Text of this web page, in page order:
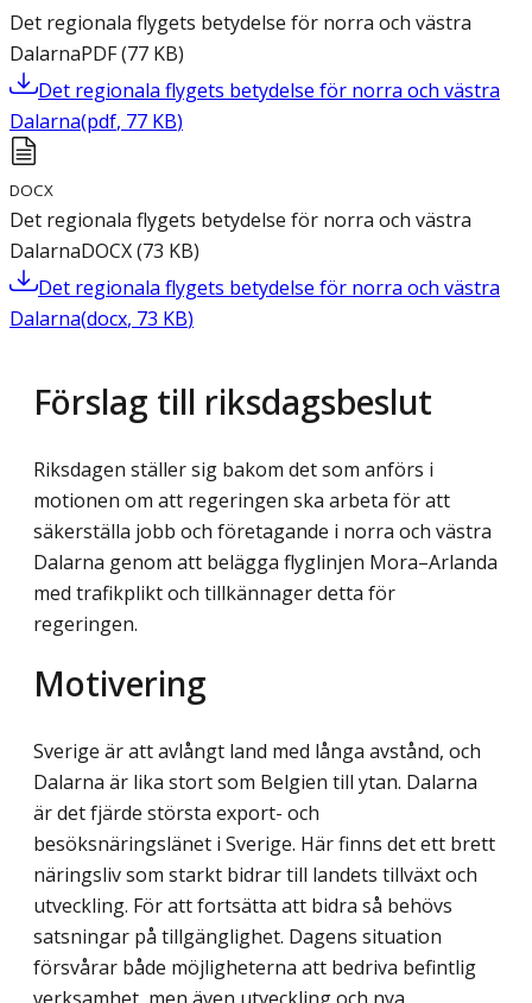
Det regionala flygets betydelse för norra och västra
DalarnaPDF(77 KB)
Det regionala flygets betydelse för norra och västra
Dalarna(pdf, 77 KB)
DOCX
Det regionala flygets betydelse för norra och västra
DalarnaDOCX(73 KB)
Det regionala flygets betydelse för norra och västra
Dalarna(docx, 73 KB)
Förslag till riksdagsbeslut
Riksdagen ställer sig bakom det som anförs i
motionen om att regeringen ska arbeta för att
säkerställa jobb och företagande i norra och västra
Dalarna genom att belägga flyglinjen Mora–Arlanda
med trafikplikt och tillkännager detta för
regeringen.
Motivering
Sverige är att avlångt land med långa avstånd, och
Dalarna är lika stort som Belgien till ytan. Dalarna
är det fjärde största export- och
besöksnäringslänet i Sverige. Här finns det ett brett
näringsliv som starkt bidrar till landets tillväxt och
utveckling. För att fort­sätta att bidra så behövs
satsningar på tillgänglighet. Dagens situation
försvårar både möjligheterna att bedriva befintlig